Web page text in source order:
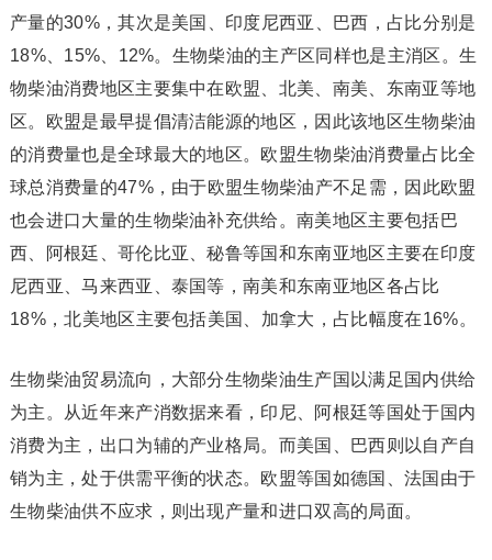
产量的30%，其次是美国、印度尼西亚、巴西，占比分别是
18%、15%、12%。生物柴油的主产区同样也是主消区。生
物柴油消费地区主要集中在欧盟、北美、南美、东南亚等地
区。欧盟是最早提倡清洁能源的地区，因此该地区生物柴油
的消费量也是全球最大的地区。欧盟生物柴油消费量占比全
球总消费量的47%，由于欧盟生物柴油产不足需，因此欧盟
也会进口大量的生物柴油补充供给。南美地区主要包括巴
西、阿根廷、哥伦比亚、秘鲁等国和东南亚地区主要在印度
尼西亚、马来西亚、泰国等，南美和东南亚地区各占比
18%，北美地区主要包括美国、加拿大，占比幅度在16%。
生物柴油贸易流向，大部分生物柴油生产国以满足国内供给
为主。从近年来产消数据来看，印尼、阿根廷等国处于国内
消费为主，出口为辅的产业格局。而美国、巴西则以自产自
销为主，处于供需平衡的状态。欧盟等国如德国、法国由于
生物柴油供不应求，则出现产量和进口双高的局面。